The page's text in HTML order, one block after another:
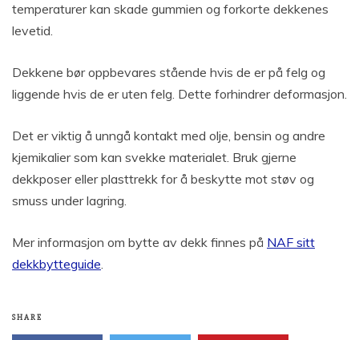
temperaturer kan skade gummien og forkorte dekkenes
levetid.
Dekkene bør oppbevares stående hvis de er på felg og
liggende hvis de er uten felg. Dette forhindrer deformasjon.
Det er viktig å unngå kontakt med olje, bensin og andre
kjemikalier som kan svekke materialet. Bruk gjerne
dekkposer eller plasttrekk for å beskytte mot støv og
smuss under lagring.
Mer informasjon om bytte av dekk finnes på NAF sitt
dekkbytteguide.
SHARE